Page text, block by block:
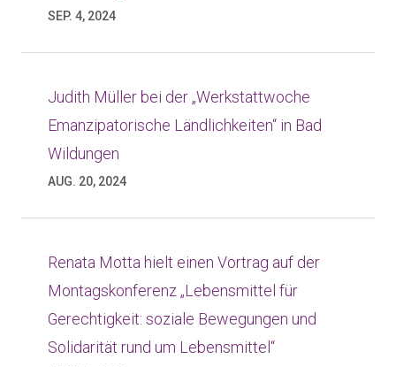
SEP. 4, 2024
Judith Müller bei der „Werkstattwoche
Emanzipatorische Ländlichkeiten“ in Bad
Wildungen
AUG. 20, 2024
Renata Motta hielt einen Vortrag auf der
Montagskonferenz „Lebensmittel für
Gerechtigkeit: soziale Bewegungen und
Solidarität rund um Lebensmittel“